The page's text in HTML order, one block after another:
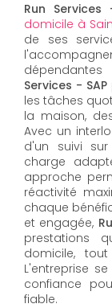
Run Services
domicile à
de ses
Services - SAP
les tâches
la maison,
Avec un
d'un suivi
charge
approche
réactivité
chaque
et engagée,
prestations
domicile,
L'entreprise
confiance
fiable.